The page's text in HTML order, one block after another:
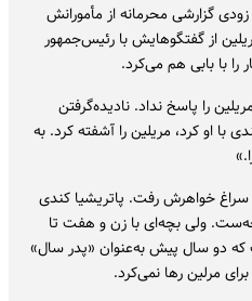
گزارشی محرمانه از مأمورانش
از گفتگوهایش با رئیس‌جمهور
با بابی هم می‌کرد.
را پاسخ نداد. نادیده‌گرفتن
با او کرد، مریلین را آشفته کرد. به
سراغ خواهرش رفت. پاتریشیا کندی
ولی بچه‌ای با زن و هفت تا
دو سال پیش به‌عنوان «پدر سال»
مرلین رها نمی‌کرد.